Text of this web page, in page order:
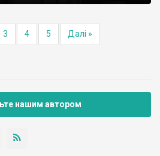
3 4 5 Далі »
нашим автором